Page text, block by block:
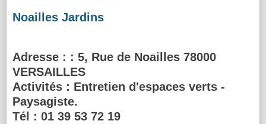
Noailles Jardins
Adresse : : 5, Rue de Noailles 78000
VERSAILLES
Activités : Entretien d'espaces verts -
Paysagiste.
Tél : 01 39 53 72 19